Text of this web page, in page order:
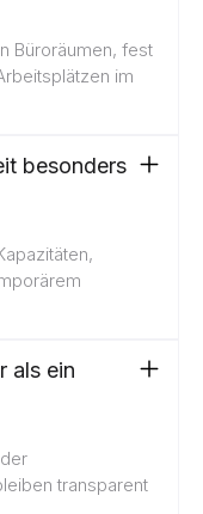
Büroräumen, fest
im
besonders
als ein
transparent